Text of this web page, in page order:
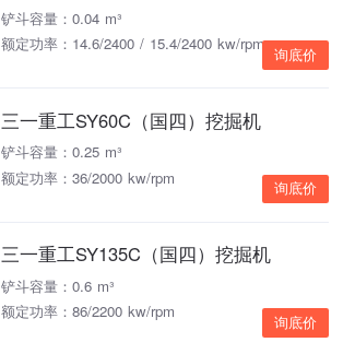
铲斗容量：0.04 m³
额定功率：14.6/2400 / 15.4/2400 kw/rpm
询底价
三一重工SY60C（国四）挖掘机
铲斗容量：0.25 m³
额定功率：36/2000 kw/rpm
询底价
三一重工SY135C（国四）挖掘机
铲斗容量：0.6 m³
额定功率：86/2200 kw/rpm
询底价